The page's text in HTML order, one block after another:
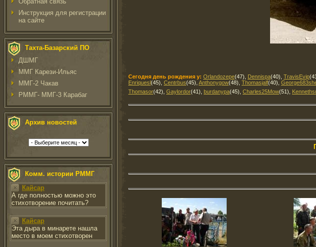
Инструкция для регистрации
на сайте
Тахта-Базарский ПО
ДШМГ
ММГ Карези-Ильяс
ММГ-2 Чакав
РММГ- ММГ-3 Карабаг
Архив новостей
Комм. истории РММГ
Кайсар
А где полностью можно это
стихотворение почитать?
Кайсар
Эта дыра в минарете нашла
место в моем стихотворен
Сегодня день рождения у: Orlandozepe(47) Dennispa(40) TravisEvip
Enriquesl(45) Centrbus(45) Anthonygow(48) Thomasjalf(40)
Thomasor(42) Gaylordor(41) burdanypa(45) Charles25Mow(51)